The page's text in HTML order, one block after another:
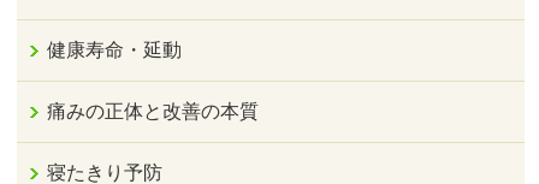
健康寿命・延動
痛みの正体と改善の本質
寝たきり予防